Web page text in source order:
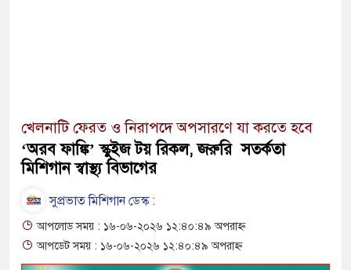
খেলনাটি ফেরত ও নিরাপদে অপসারণে যা করতে হবে
‘অরব ফাঙ্কি’ স্কুইজ টয় রিকল, জরুরি সতর্কতা
মিশিগান স্বাস্থ্য বিভাগের
সুপ্রভাত মিশিগান ডেস্ক :
আপলোড সময় : ১৬-০৬-২০২৬ ১২:৪০:৪৯ অপরাহ্ন
আপডেট সময় : ১৬-০৬-২০২৬ ১২:৪০:৪৯ অপরাহ্ন